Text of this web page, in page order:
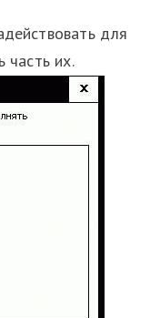
для
часть их.